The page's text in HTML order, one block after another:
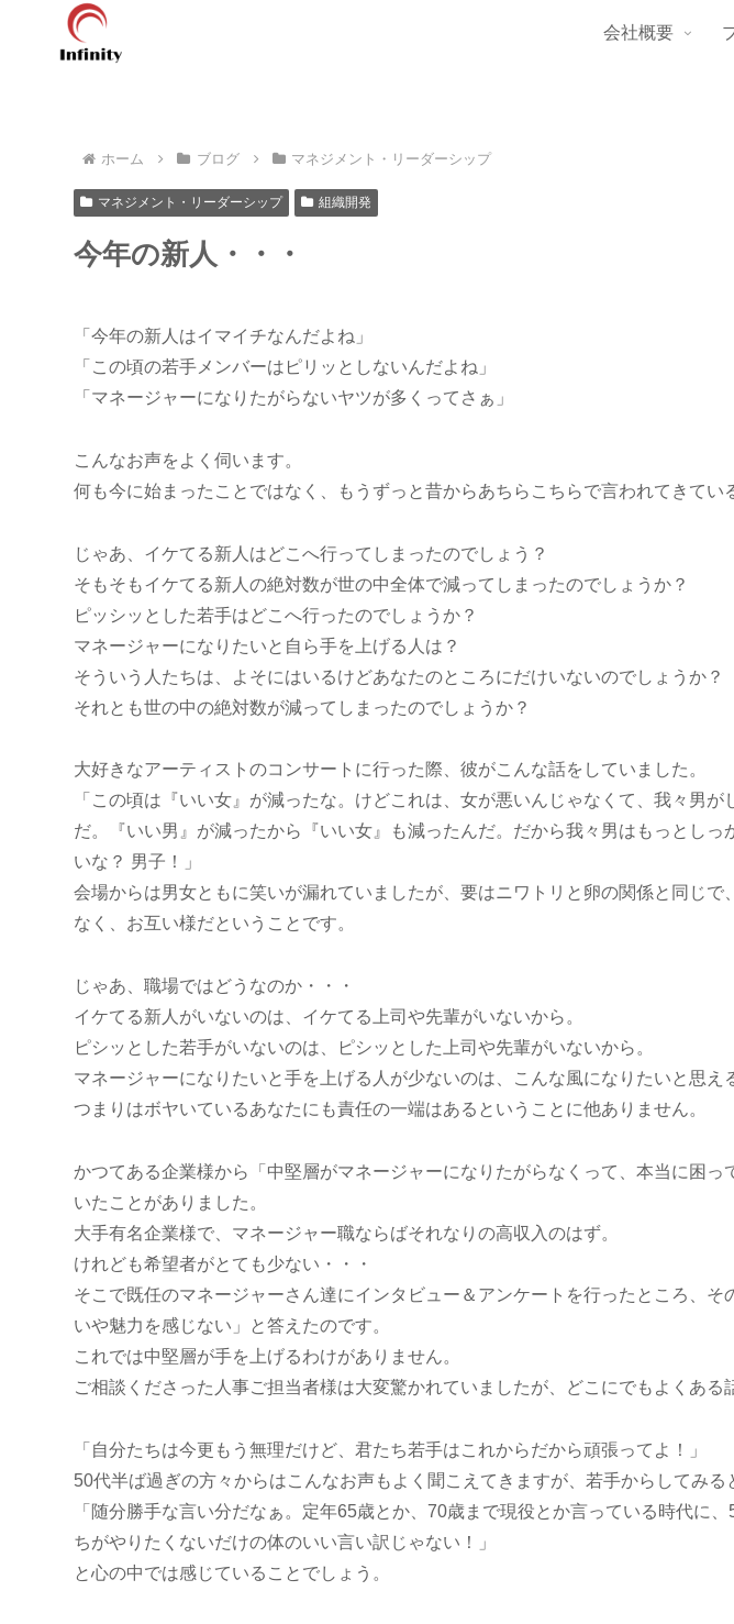
会社概要
ホーム ブログ マネジメント・リーダーシップ
マネジメント・リーダーシップ 組織開発
今年の新人・・・
「今年の新人はイマイチなんだよね」
「この頃の若手メンバーはピリッとしないんだよね」
「マネージャーになりたがらないヤツが多くってさぁ」
こんなお声をよく伺います。
何も今に始まったことではなく、もうずっと昔からあちらこちらで言われてきてい
じゃあ、イケてる新人はどこへ行ってしまったのでしょう？
そもそもイケてる新人の絶対数が世の中全体で減ってしまったのでしょうか？
ピッシッとした若手はどこへ行ったのでしょうか？
マネージャーになりたいと自ら手を上げる人は？
そういう人たちは、よそにはいるけどあなたのところにだけいないのでしょうか？
それとも世の中の絶対数が減ってしまったのでしょうか？
大好きなアーティストのコンサートに行った際、彼がこんな話をしていました。
「この頃は『いい女』が減ったな。けどこれは、女が悪いんじゃなくて、我々男
だ。『いい男』が減ったから『いい女』も減ったんだ。だから我々男はもっとしっ
いな？ 男子！」
会場からは男女ともに笑いが漏れていましたが、要はニワトリと卵の関係と同じで
なく、お互い様だということです。
じゃあ、職場ではどうなのか・・・
イケてる新人がいないのは、イケてる上司や先輩がいないから。
ピシッとした若手がいないのは、ピシッとした上司や先輩がいないから。
マネージャーになりたいと手を上げる人が少ないのは、こんな風になりたいと思え
つまりはボヤいているあなたにも責任の一端はあるということに他ありません。
かつてある企業様から「中堅層がマネージャーになりたがらなくって、本当に困っ
いたことがありました。
大手有名企業様で、マネージャー職ならばそれなりの高収入のはず。
けれども希望者がとても少ない・・・
そこで既任のマネージャーさん達にインタビュー＆アンケートを行ったところ、
いや魅力を感じない」と答えたのです。
これでは中堅層が手を上げるわけがありません。
ご相談くださった人事ご担当者様は大変驚かれていましたが、どこにでもよくある
「自分たちは今更もう無理だけど、君たち若手はこれからだから頑張ってよ！」
50代半ば過ぎの方々からはこんなお声もよく聞こえてきますが、若手からしてみる
「随分勝手な言い分だなぁ。定年65歳とか、70歳まで現役とか言っている時代に
ちがやりたくないだけの体のいい言い訳じゃない！」
と心の中では感じていることでしょう。